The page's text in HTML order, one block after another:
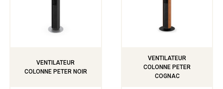
VENTILATEUR
COLONNE PETER NOIR
VENTILATEUR
COLONNE PETER
COGNAC